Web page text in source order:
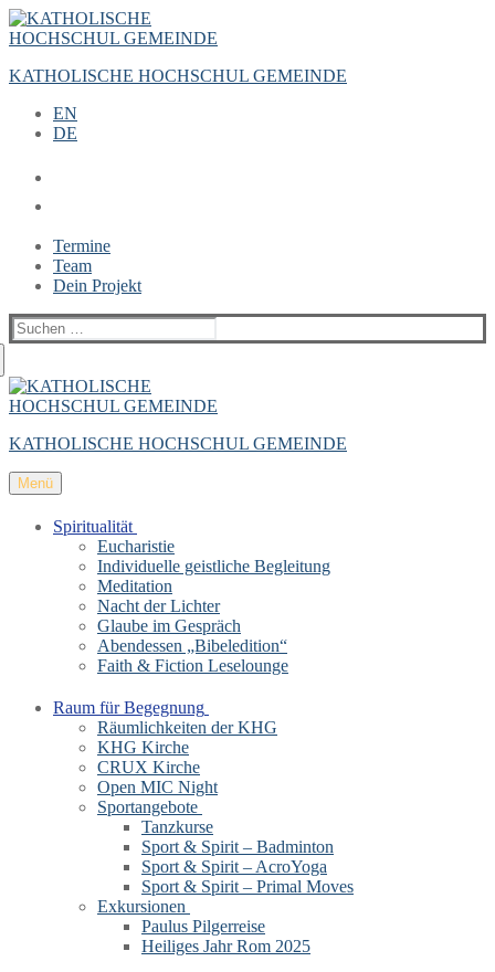
Zum
Inhalt
Menü
Schließen
KATHOLISCHE HOCHSCHUL GEMEINDE
EN
DE
Termine
Team
Dein Projekt
Suchen
nach:
KATHOLISCHE HOCHSCHUL GEMEINDE
Menü
Spiritualität
Eucharistie
Individuelle geistliche Begleitung
Meditation
Nacht der Lichter
Glaube im Gespräch
Abendessen „Bibeledition“
Faith & Fiction Leselounge
Raum für Begegnung
Räumlichkeiten der KHG
KHG Kirche
CRUX Kirche
Open MIC Night
Sportangebote
Tanzkurse
Sport & Spirit – Badminton
Sport & Spirit – AcroYoga
Sport & Spirit – Primal Moves
Exkursionen
Paulus Pilgerreise
Heiliges Jahr Rom 2025